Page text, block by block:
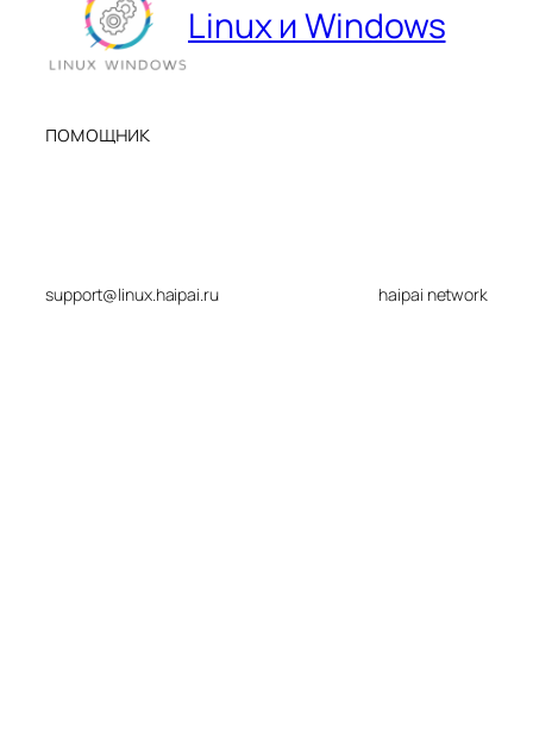
Linux и Windows
помощник
support@linux.haipai.ru haipai network